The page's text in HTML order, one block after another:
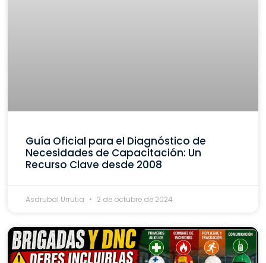
Guía Oficial para el Diagnóstico de
Necesidades de Capacitación: Un
Recurso Clave desde 2008
Asdrubal Urrutia 2 de octubre de 2024